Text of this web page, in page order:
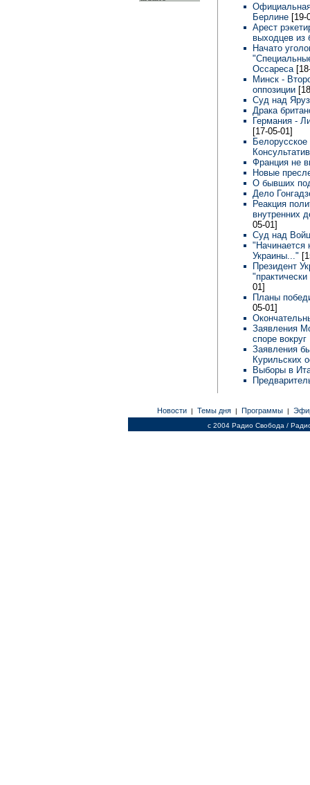
Берлине [19-
Арест
выходцев
Начато
Оссареса
Минск -
оппозиции
Суд над
Драка
Германия -
[17-05-01]
Франция не
Новые
О бывших
Дело
Реакция
внутренних
05-01]
Суд над
"Начинается
Украины..."
Президент
01]
Планы
05-01]
Заявления
споре
Заявления
Курильских
Выборы в
Новости | Темы дня | Программы |
c 2004 Радио Свобода /